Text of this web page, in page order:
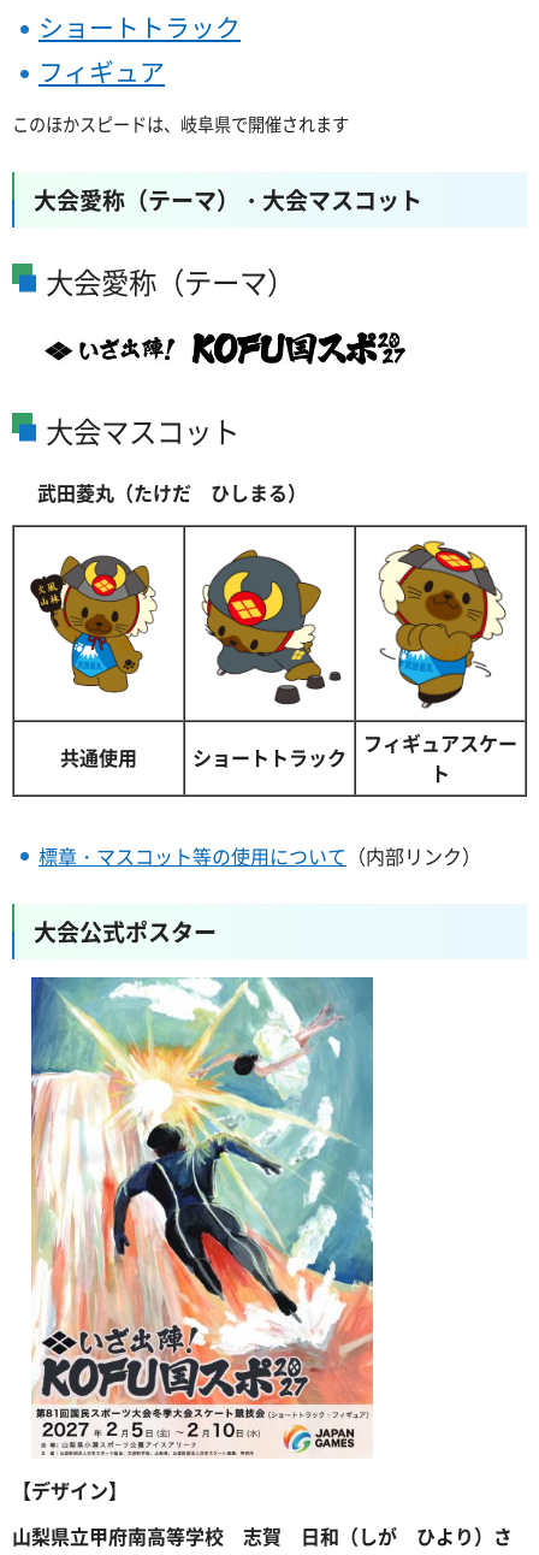
ショートトラック
フィギュア
このほかスピードは、岐阜県で開催されます
大会愛称（テーマ）・大会マスコット
大会愛称（テーマ）
大会マスコット
武田菱丸（たけだ ひしまる）
共通使用 ショートトラック
フィギュアスケー
ト
標章・マスコット等の使用について （内部リンク）
大会公式ポスター
【デザイン】
山梨県立甲府南高等学校 志賀 日和（しが ひより）さ